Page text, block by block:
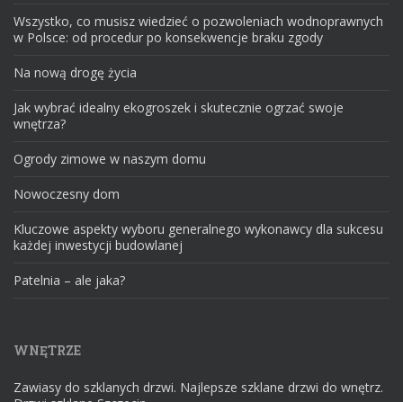
Wszystko, co musisz wiedzieć o pozwoleniach wodnoprawnych
w Polsce: od procedur po konsekwencje braku zgody
Na nową drogę życia
Jak wybrać idealny ekogroszek i skutecznie ogrzać swoje
wnętrza?
Ogrody zimowe w naszym domu
Nowoczesny dom
Kluczowe aspekty wyboru generalnego wykonawcy dla sukcesu
każdej inwestycji budowlanej
Patelnia – ale jaka?
WNĘTRZE
Zawiasy do szklanych drzwi. Najlepsze szklane drzwi do wnętrz.